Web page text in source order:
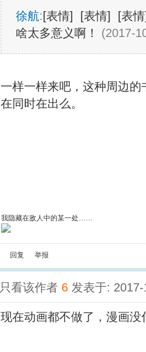
徐航: [表情] [表情] [表情
啥太多意义啊！
(2017-
一样一样来吧，这种周边
在同时在出么。
我隐藏在敌人中的某一处……
回复 举报
只看该作者 6 发表于:
现在动画都不做了，漫画